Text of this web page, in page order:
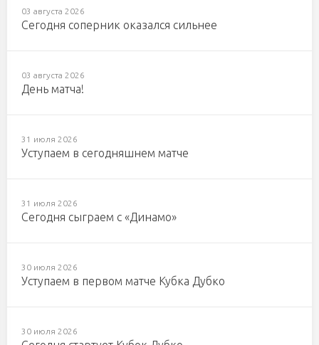
03 августа 2026
Сегодня соперник оказался сильнее
03 августа 2026
День матча!
31 июля 2026
Уступаем в сегодняшнем матче
31 июля 2026
Сегодня сыграем с «Динамо»
30 июля 2026
Уступаем в первом матче Кубка Дубко
30 июля 2026